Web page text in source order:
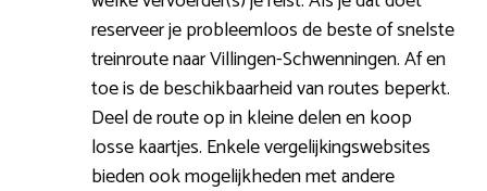
reserveer je probleemloos de beste of snelste
treinroute naar Villingen-Schwenningen. Af en
toe is de beschikbaarheid van routes beperkt.
Deel de route op in kleine delen en koop
losse kaartjes. Enkele vergelijkingswebsites
bieden ook mogelijkheden met andere